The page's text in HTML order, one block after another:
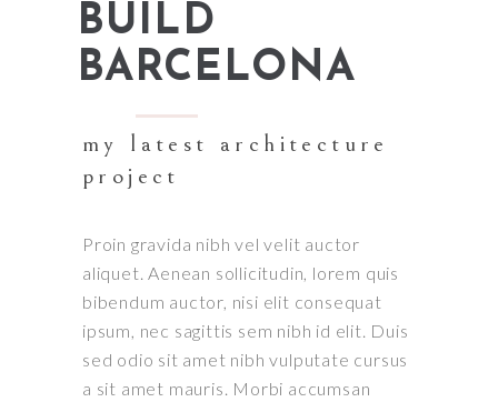
BUILD
BARCELONA
my latest architecture
project
Proin gravida nibh vel velit auctor
aliquet. Aenean sollicitudin, lorem quis
bibendum auctor, nisi elit consequat
ipsum, nec sagittis sem nibh id elit. Duis
sed odio sit amet nibh vulputate cursus
a sit amet mauris. Morbi accumsan